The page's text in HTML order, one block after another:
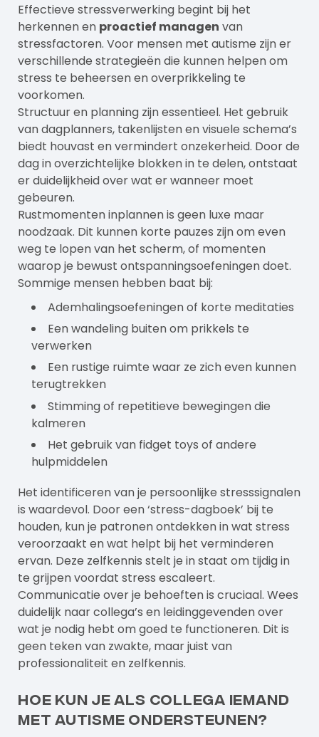
Effectieve stressverwerking begint bij het
herkennen en proactief managen van
stressfactoren. Voor mensen met autisme zijn er
verschillende strategieën die kunnen helpen om
stress te beheersen en overprikkeling te
voorkomen.
Structuur en planning zijn essentieel. Het gebruik
van dagplanners, takenlijsten en visuele schema’s
biedt houvast en vermindert onzekerheid. Door de
dag in overzichtelijke blokken in te delen, ontstaat
er duidelijkheid over wat er wanneer moet
gebeuren.
Rustmomenten inplannen is geen luxe maar
noodzaak. Dit kunnen korte pauzes zijn om even
weg te lopen van het scherm, of momenten
waarop je bewust ontspanningsoefeningen doet.
Sommige mensen hebben baat bij:
Ademhalingsoefeningen of korte meditaties
Een wandeling buiten om prikkels te
verwerken
Een rustige ruimte waar ze zich even kunnen
terugtrekken
Stimming of repetitieve bewegingen die
kalmeren
Het gebruik van fidget toys of andere
hulpmiddelen
Het identificeren van je persoonlijke stresssignalen
is waardevol. Door een ‘stress-dagboek’ bij te
houden, kun je patronen ontdekken in wat stress
veroorzaakt en wat helpt bij het verminderen
ervan. Deze zelfkennis stelt je in staat om tijdig in
te grijpen voordat stress escaleert.
Communicatie over je behoeften is cruciaal. Wees
duidelijk naar collega’s en leidinggevenden over
wat je nodig hebt om goed te functioneren. Dit is
geen teken van zwakte, maar juist van
professionaliteit en zelfkennis.
Hoe kun je als collega iemand
met autisme ondersteunen?